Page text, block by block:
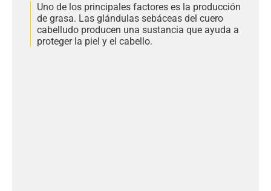
Uno de los principales factores es la producción
de grasa. Las glándulas sebáceas del cuero
cabelludo producen una sustancia que ayuda a
proteger la piel y el cabello.